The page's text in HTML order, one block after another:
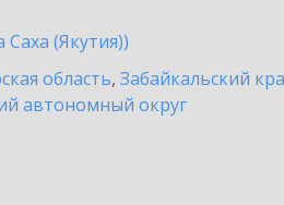
(Якутия))
область, Забайкальский
автономный округ